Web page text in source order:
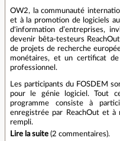
OW2, la communauté
et à la promotion de logiciels
d'information d’entreprises,
devenir bêta-testeurs
de projets de recherche
monétaires, et un certificat
professionnel.
Les participants du FOSDEM
pour le génie logiciel. Tout
programme consiste à
enregistrée par ReachOut et
rempli.
Lire la suite (2 commentaires).